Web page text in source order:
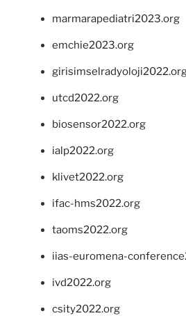
marmarapediatri2023.org
emchie2023.org
utcd2022.org
biosensor2022.org
ialp2022.org
klivet2022.org
ifac-hms2022.org
taoms2022.org
iias-euromena-
ivd2022.org
csity2022.org